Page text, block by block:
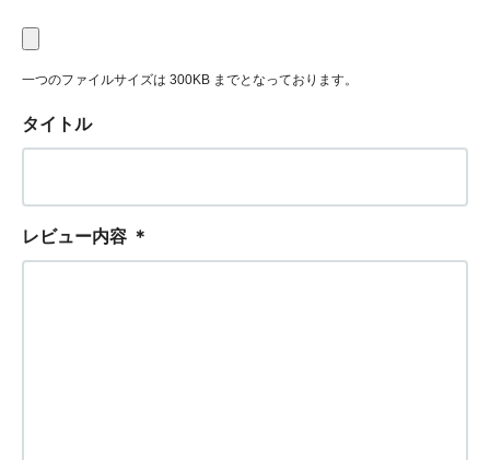
一つのファイルサイズは 300KB までとなっております。
タイトル
レビュー内容 ＊